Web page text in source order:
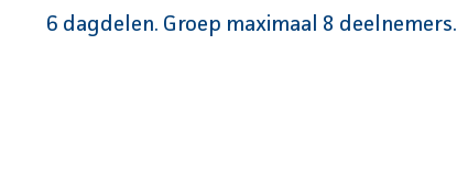
6 dagdelen. Groep maximaal 8 deelnemers.